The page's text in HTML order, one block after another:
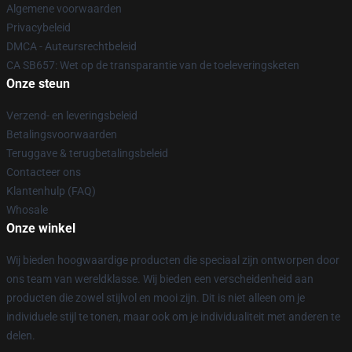
Algemene voorwaarden
Privacybeleid
DMCA - Auteursrechtbeleid
CA SB657: Wet op de transparantie van de toeleveringsketen
Onze steun
Verzend- en leveringsbeleid
Betalingsvoorwaarden
Teruggave & terugbetalingsbeleid
Contacteer ons
Klantenhulp (FAQ)
Whosale
Onze winkel
Wij bieden hoogwaardige producten die speciaal zijn ontworpen door
ons team van wereldklasse. Wij bieden een verscheidenheid aan
producten die zowel stijlvol en mooi zijn. Dit is niet alleen om je
individuele stijl te tonen, maar ook om je individualiteit met anderen te
delen.